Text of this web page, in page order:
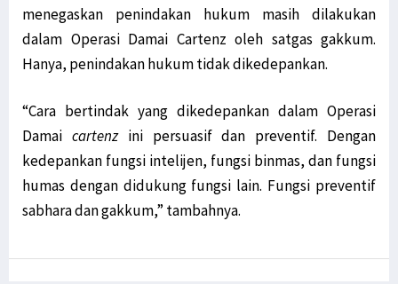
menegaskan penindakan hukum masih dilakukan
dalam Operasi Damai Cartenz oleh satgas gakkum.
Hanya, penindakan hukum tidak dikedepankan.
“Cara bertindak yang dikedepankan dalam Operasi
Damai cartenzini persuasif dan preventif. Dengan
kedepankan fungsi intelijen, fungsi binmas, dan fungsi
humas dengan didukung fungsi lain. Fungsi preventif
sabhara dan gakkum,” tambahnya.